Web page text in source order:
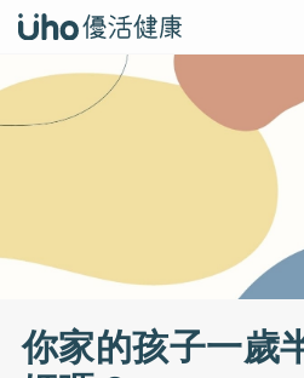
你家的孩子一歲